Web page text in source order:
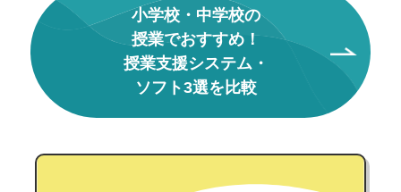
小学校・中学校の
授業でおすすめ！
授業支援システム・
ソフト3選を比較